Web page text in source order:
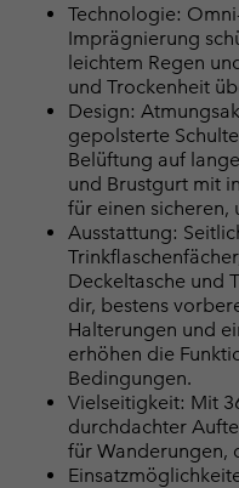
Technologie:
Imprägnierung
leichtem Regen
und Trockenheit
Design:
gepolsterte
Belüftung auf
und Brustgurt mit
für einen sicheren,
Ausstattung:
Deckeltasche und
dir, bestens
Halterungen und
erhöhen die
Bedingungen.
Vielseitigkeit: Mit
durchdachter
für Wanderungen,